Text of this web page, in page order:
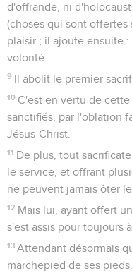
d'offrande, ni
(choses qui sont offertes
plaisir ; il ajoute ensuite
volonté.
9 Il abolit le premier
10 C'est en vertu de
sanctifiés, par l'oblation
Jésus-Christ.
11 De plus, tout
le service, et offrant
ne peuvent jamais ôter
12 Mais lui, ayant offert
s'est assis pour toujours
13 Attendant désormais
marchepied de ses pieds.